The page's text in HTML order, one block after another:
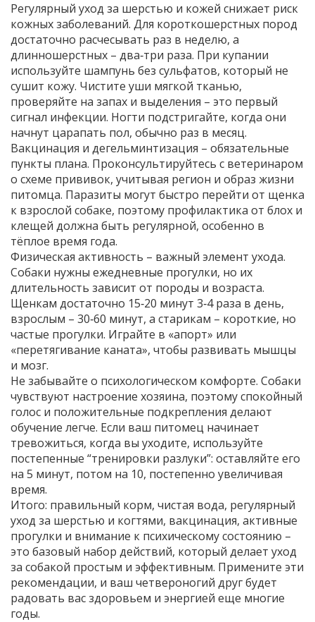
Регулярный уход за шерстью и кожей снижает риск
кожных заболеваний. Для короткошерстных пород
достаточно расчесывать раз в неделю, а
длинношерстных – два‑три раза. При купании
используйте шампунь без сульфатов, который не
сушит кожу. Чистите уши мягкой тканью,
проверяйте на запах и выделения – это первый
сигнал инфекции. Ногти подстригайте, когда они
начнут царапать пол, обычно раз в месяц.
Вакцинация и дегельминтизация – обязательные
пункты плана. Проконсультируйтесь с ветеринаром
о схеме прививок, учитывая регион и образ жизни
питомца. Паразиты могут быстро перейти от щенка
к взрослой собаке, поэтому профилактика от блох и
клещей должна быть регулярной, особенно в
тёплое время года.
Физическая активность – важный элемент ухода.
Собаки нужны ежедневные прогулки, но их
длительность зависит от породы и возраста.
Щенкам достаточно 15‑20 минут 3‑4 раза в день,
взрослым – 30‑60 минут, а старикам – короткие, но
частые прогулки. Играйте в «апорт» или
«перетягивание каната», чтобы развивать мышцы
и мозг.
Не забывайте о психологическом комфорте. Собаки
чувствуют настроение хозяина, поэтому спокойный
голос и положительные подкрепления делают
обучение легче. Если ваш питомец начинает
тревожиться, когда вы уходите, используйте
постепенные “тренировки разлуки”: оставляйте его
на 5 минут, потом на 10, постепенно увеличивая
время.
Итого: правильный корм, чистая вода, регулярный
уход за шерстью и когтями, вакцинация, активные
прогулки и внимание к психическому состоянию –
это базовый набор действий, который делает уход
за собакой простым и эффективным. Примените эти
рекомендации, и ваш четвероногий друг будет
радовать вас здоровьем и энергией еще многие
годы.